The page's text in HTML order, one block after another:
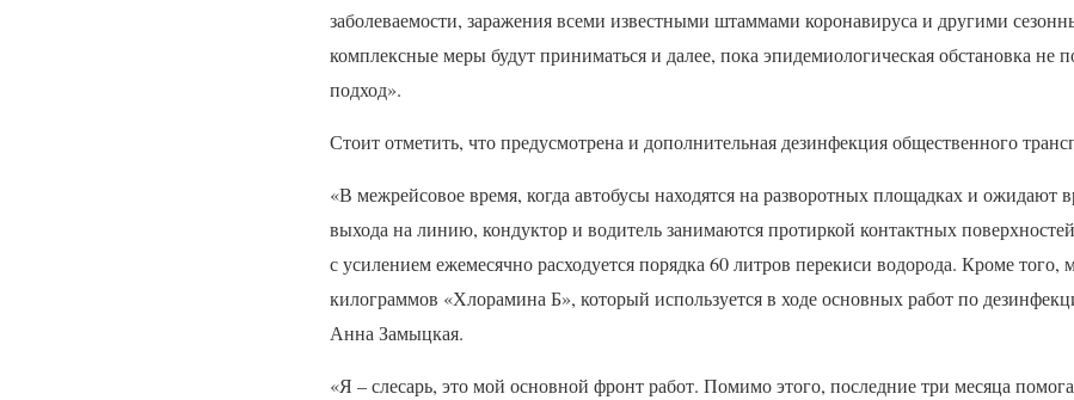
заболеваемости, заражения всеми известными штаммами коронавируса и другими
комплексные меры будут приниматься и далее, пока эпидемиологическая обстановка не
подход».
Стоит отметить, что предусмотрена и дополнительная дезинфекция общественного
«В межрейсовое время, когда автобусы находятся на разворотных площадках и ожидают
выхода на линию, кондуктор и водитель занимаются протиркой контактных
с усилением ежемесячно расходуется порядка 60 литров перекиси водорода. Кроме того,
килограммов «Хлорамина Б», который используется в ходе основных работ по
Анна Замыцкая.
«Я – слесарь, это мой основной фронт работ. Помимо этого, последние три месяца